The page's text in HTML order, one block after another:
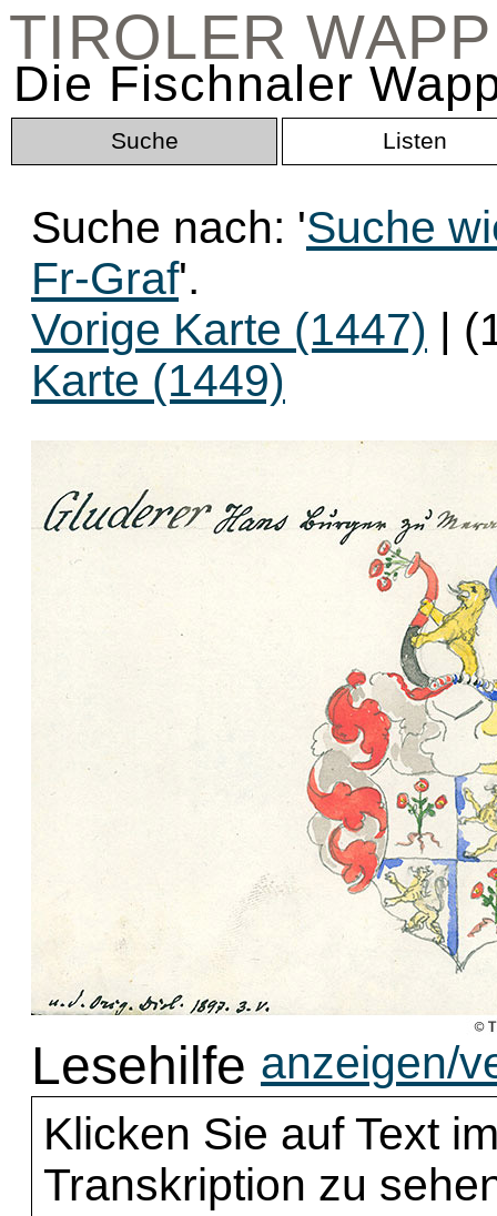
TIROLER
Die Fischnaler
Suche Listen
Suche nach: 'Suche
Fr-Graf'.
Vorige Karte (1447) |
Karte (1449)
Lesehilfe anzeigen/
Klicken Sie auf Text
Transkription zu